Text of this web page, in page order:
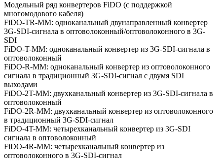
Модельный ряд конвертеров FiDO (с поддержкой
многомодового кабеля)
FiDO-TR-MM: одноканальный двунаправленный конвертер
3G-SDI-сигнала в оптоволоконный/оптоволоконного в 3G-
SDI
FiDO-T-MM: одноканальный конвертер из 3G-SDI-сигнала в
оптоволоконный
FiDO-R-MM: одноканальный конвертер из оптоволоконного
сигнала в традиционный 3G-SDI-сигнал с двумя SDI
выходами
FiDO-2T-MM: двухканальный конвертер из 3G-SDI-сигнала в
оптоволоконный
FiDO-2R-MM: двухканальный конвертер из оптоволоконного
в традиционный 3G-SDI-сигнал
FiDO-4T-MM: четырехканальный конвертер из 3G-SDI
сигнала в оптоволоконный
FiDO-4R-MM: четырехканальный конвертер из
оптоволоконного в 3G-SDI-сигнал